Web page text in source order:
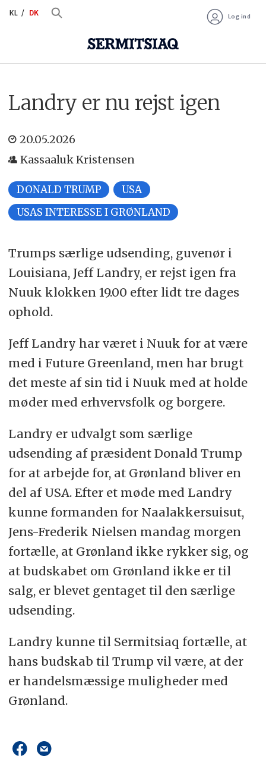
KL DK Log ind
Landry er nu rejst igen
20.05.2026
Kassaaluk Kristensen
DONALD TRUMP
USA
USAS INTERESSE I GRØNLAND
Trumps særlige udsending, guvenør i
Louisiana, Jeff Landry, er rejst igen fra
Nuuk klokken 19.00 efter lidt tre dages
ophold.
Jeff Landry har været i Nuuk for at være
med i Future Greenland, men har brugt
det meste af sin tid i Nuuk med at holde
møder med erhvervsfolk og borgere.
Landry er udvalgt som særlige
udsending af præsident Donald Trump
for at arbejde for, at Grønland bliver en
del af USA. Efter et møde med Landry
kunne formanden for Naalakkersuisut,
Jens-Frederik Nielsen mandag morgen
fortælle, at Grønland ikke rykker sig, og
at budskabet om Grønland ikke er til
salg, er blevet gentaget til den særlige
udsending.
Landry kunne til Sermitsiaq fortælle, at
hans budskab til Trump vil være, at der
er handelsmæssige muligheder med
Grønland.